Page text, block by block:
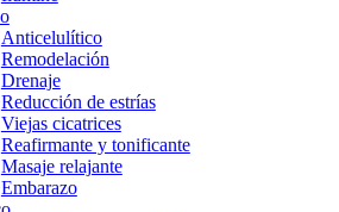
Anticelulítico
Remodelación
Drenaje
Reducción de estrías
Viejas cicatrices
Reafirmante y tonificante
Masaje relajante
Embarazo